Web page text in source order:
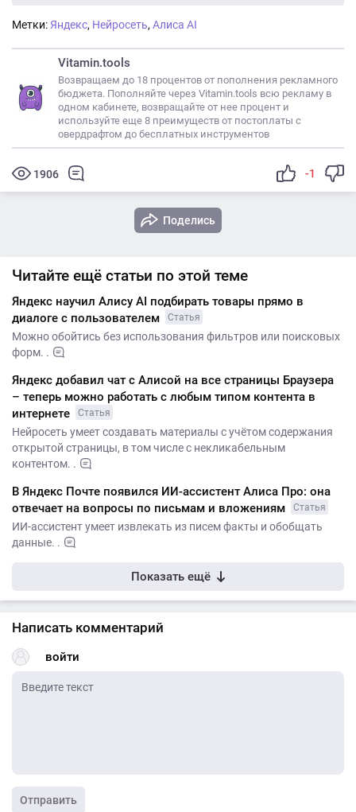
Метки: Яндекс, Нейросеть, Алиса AI
Vitamin.tools
Возвращаем до 18 процентов от пополнения рекламного
бюджета. Пополняйте через Vitamin.tools всю рекламу в
одном кабинете, возвращайте от нее процент и
используйте еще 8 преимуществ от постоплаты с
овердрафтом до бесплатных инструментов
1906 -1
Поделись
Читайте ещё статьи по этой теме
Яндекс научил Алису AI подбирать товары прямо в
диалоге с пользователем
Статья
Можно обойтись без использования фильтров или поисковых
форм. .
Яндекс добавил чат с Алисой на все страницы Браузера
– теперь можно работать с любым типом контента в
интернете
Статья
Нейросеть умеет создавать материалы с учётом содержания
открытой страницы, в том числе с некликабельным
контентом. .
В Яндекс Почте появился ИИ-ассистент Алиса Про: она
отвечает на вопросы по письмам и вложениям
Статья
ИИ-ассистент умеет извлекать из писем факты и обобщать
данные. .
Показать ещё
Написать комментарий
войти
Отправить